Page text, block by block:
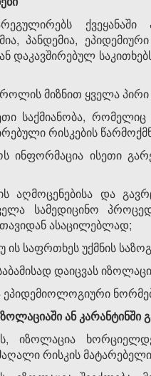
პანდემია,
დაკავშირებულ
მიზნით ყველა
საქმიანობა, რომელიც
რისკების
ინფორმაცია ისეთი
აღმოცენებისა და
სამედიცინო
ასაცილებლად;
ის საფრთხეს უქმნის
დაიცვას
ეპიდემიოლოგიური
ან კარანტინში
იზოლაცია
რისკის